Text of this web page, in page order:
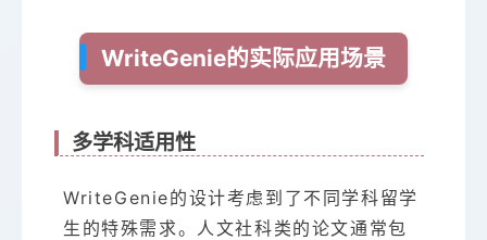
WriteGenie的实际应用场景
多学科适用性
WriteGenie的设计考虑到了不同学科留学
生的特殊需求。人文社科类的论文通常包